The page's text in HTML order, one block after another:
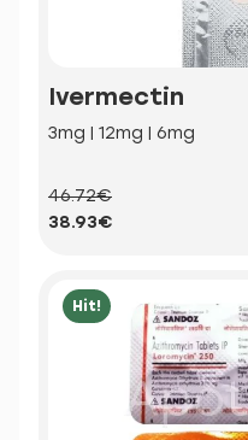
Ivermectin
3mg | 12mg | 6mg
46.72€
38.93€
Hit!